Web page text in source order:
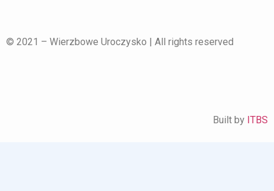
© 2021 – Wierzbowe Uroczysko | All rights reserved
Built by ITBS